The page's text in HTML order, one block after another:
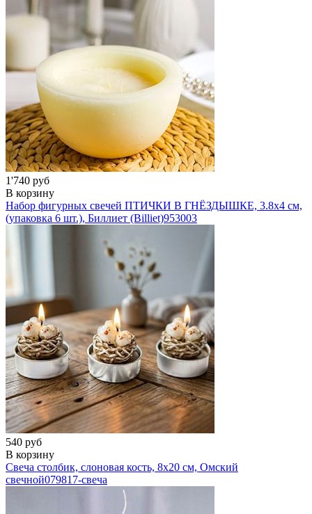
1'740 руб
В корзину
Набор фигурных свечей ПТИЧКИ В ГНЁЗДЫШКЕ, 3.8х4 см,
(упаковка 6 шт.), Биллиет (Billiet)953003
540 руб
В корзину
Свеча столбик, слоновая кость, 8х20 см, Омский
свечной079817-свеча